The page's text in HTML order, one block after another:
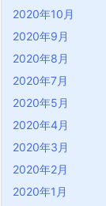
2020年10月
2020年9月
2020年8月
2020年7月
2020年5月
2020年4月
2020年3月
2020年2月
2020年1月